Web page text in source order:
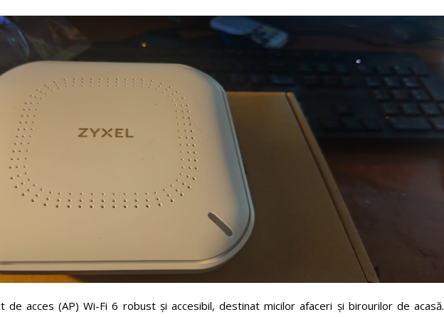
de acces (AP) Wi-Fi 6 robust și accesibil, destinat micilor afaceri și birourilor de acasă.